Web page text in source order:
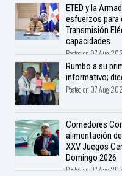
ETED y la
esfuerzos para
Transmisión
capacidades.
Posted on 07 Aug
Rumbo a su
informativo;
Posted on 07 Aug
Comedores
alimentación
XXV Juegos
Domingo 2026
Posted on 07 Aug